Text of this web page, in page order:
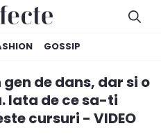
GOSSIP
de dans, dar si o
Iata de ce sa-ti
cursuri - VIDEO